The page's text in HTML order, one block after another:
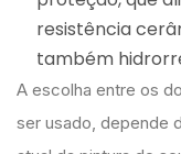
resistência
também
A escolha entre os
ser usado, depende